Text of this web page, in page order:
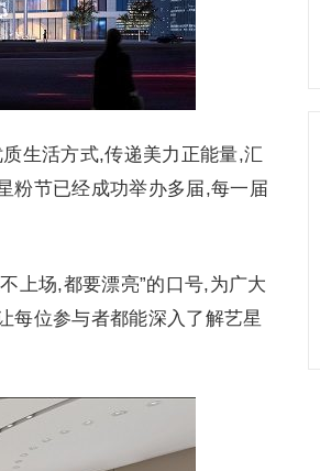
生活方式,传递美力正能量,汇
粉节已经成功举办多届,每一届
上场,都要漂亮”的口号,为广大
每位参与者都能深入了解艺星